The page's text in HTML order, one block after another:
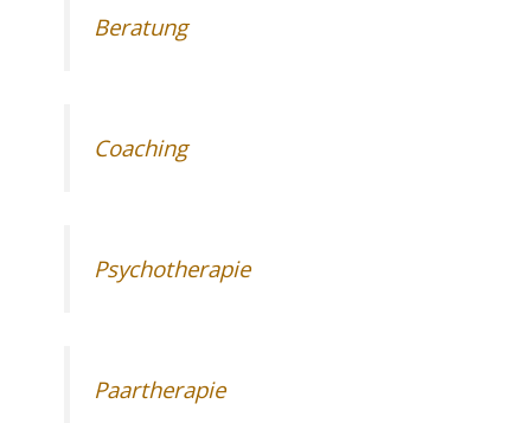
Beratung
Coaching
Psychotherapie
Paartherapie